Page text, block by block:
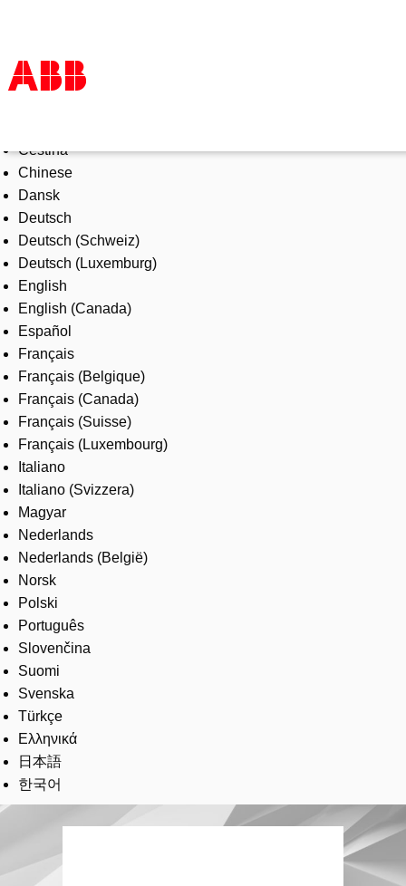
Products & Solutions
Industries
Services
About us
Where to buy
Contact us
Careers
Čeština
Chinese
Dansk
Deutsch
Deutsch (Schweiz)
Deutsch (Luxemburg)
English
English (Canada)
Español
Français
Français (Belgique)
Français (Canada)
Français (Suisse)
Français (Luxembourg)
Italiano
Italiano (Svizzera)
Magyar
Nederlands
Nederlands (België)
Norsk
Polski
Português
Slovenčina
Suomi
Svenska
Türkçe
Ελληνικά
日本語
한국어